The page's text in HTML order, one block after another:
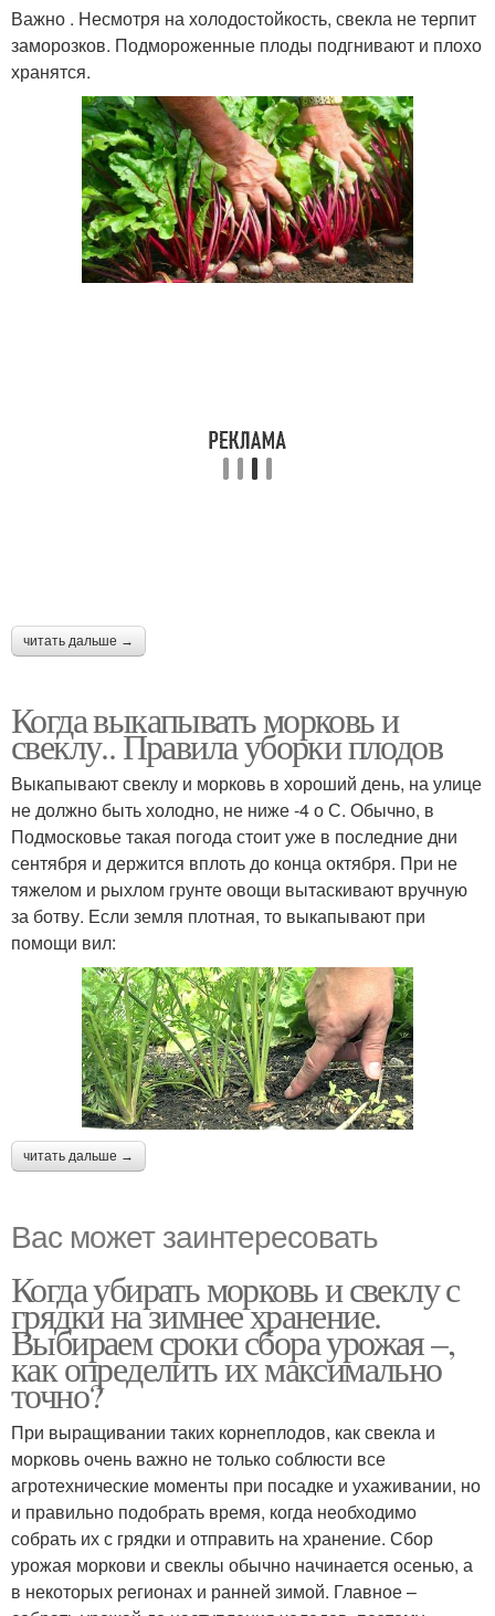
Важно . Несмотря на холодостойкость, свекла не терпит
заморозков. Подмороженные плоды подгнивают и плохо
хранятся.
читать дальше →
Когда выкапывать морковь и
свеклу.. Правила уборки плодов
Выкапывают свеклу и морковь в хороший день, на улице
не должно быть холодно, не ниже -4 о С. Обычно, в
Подмосковье такая погода стоит уже в последние дни
сентября и держится вплоть до конца октября. При не
тяжелом и рыхлом грунте овощи вытаскивают вручную
за ботву. Если земля плотная, то выкапывают при
помощи вил:
читать дальше →
Вас может заинтересовать
Когда убирать морковь и свеклу с
грядки на зимнее хранение.
Выбираем сроки сбора урожая –,
как определить их максимально
точно?
При выращивании таких корнеплодов, как свекла и
морковь очень важно не только соблюсти все
агротехнические моменты при посадке и ухаживании, но
и правильно подобрать время, когда необходимо
собрать их с грядки и отправить на хранение. Сбор
урожая моркови и свеклы обычно начинается осенью, а
в некоторых регионах и ранней зимой. Главное –